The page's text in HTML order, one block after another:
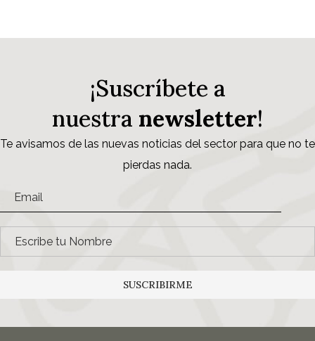
¡Suscríbete a
nuestra newsletter!
Te avisamos de las nuevas noticias del sector para que no te
pierdas nada.
SUSCRIBIRME